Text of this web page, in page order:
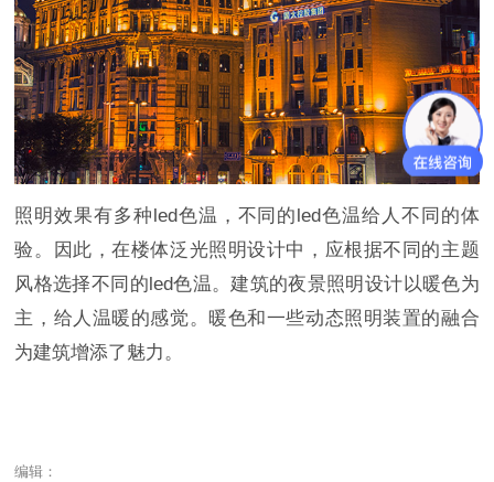
照明效果有多种led色温，不同的led色温给人不同的体
验。因此，在楼体泛光照明设计中，应根据不同的主题
风格选择不同的led色温。建筑的夜景照明设计以暖色为
主，给人温暖的感觉。暖色和一些动态照明装置的融合
为建筑增添了魅力。
编辑：